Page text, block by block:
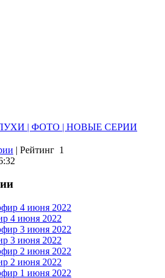
| ФОТО | НОВЫЕ СЕРИИ
| Рейтинг 1
4 июня 2022
3 июня 2022
2 июня 2022